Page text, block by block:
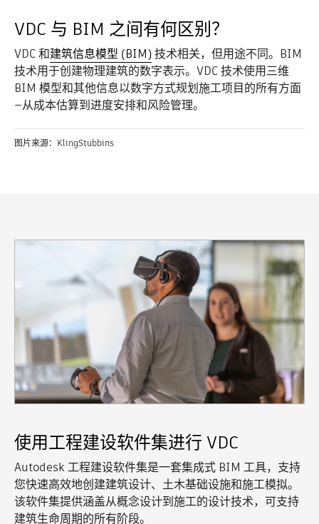
VDC 与 BIM 之间有何区别？
VDC 和建筑信息模型 (BIM) 技术相关，但用途不同。BIM
技术用于创建物理建筑的数字表示。VDC 技术使用三维
BIM 模型和其他信息以数字方式规划施工项目的所有方面
—从成本估算到进度安排和风险管理。
图片来源：KlingStubbins
使用工程建设软件集进行 VDC
Autodesk 工程建设软件集是一套集成式 BIM 工具，支持
您快速高效地创建建筑设计、土木基础设施和施工模拟。
该软件集提供涵盖从概念设计到施工的设计技术，可支持
建筑生命周期的所有阶段。